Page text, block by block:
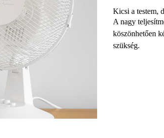
Kicsi a testem,
A nagy
köszönhetően
szükség.